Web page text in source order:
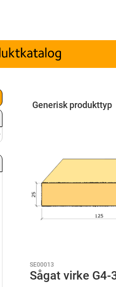
Generisk produkttyp
SE00013
Sågat virke G4-